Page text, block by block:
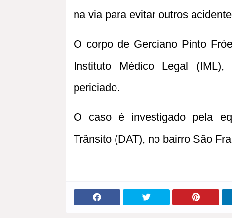
na via para evitar outros
O corpo de Gerciano Pinto
Instituto Médico Legal
periciado.
O caso é investigado pela
Trânsito (DAT), no bairro São